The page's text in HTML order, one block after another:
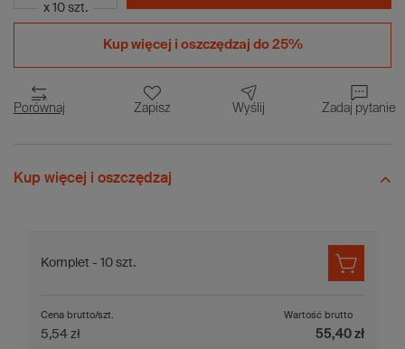
x 10 szt.
Kup więcej i oszczędzaj do 25%
Porównaj Zapisz Wyślij Zadaj pytanie
Kup więcej i oszczędzaj
Komplet - 10 szt.
Cena brutto/szt.
5,54 zł
Wartość brutto
55,40 zł